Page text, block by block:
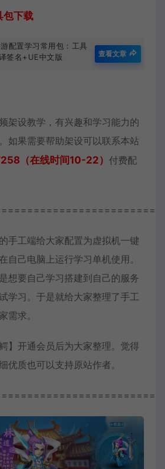
包下载
配置学习常用包：工具
签名+UE中文版
查看文章
架设教学，有兴趣和学习能力的
如果需要帮助架设可以联系本站
（在线时间10-22） 付费配
手工端给大家配置为虚拟机一键
自己电脑上运行学习单机使用。
想要自己学习搭建到自己的服务
学习。于是就给大家整理了手工
需求。
】开通会员后为大家整理。觉得
优质也可以支持原站作者。